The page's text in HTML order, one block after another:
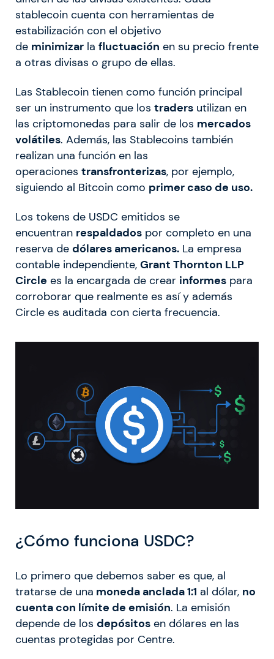
stablecoin cuenta con herramientas de
estabilización con el objetivo
de minimizar la fluctuación en su precio frente
a otras divisas o grupo de ellas.
Las Stablecoin tienen como función principal
ser un instrumento que los traders utilizan en
las criptomonedas para salir de los mercados
volátiles. Además, las Stablecoins también
realizan una función en las
operaciones transfronterizas, por ejemplo,
siguiendo al Bitcoin como primer caso de uso.
Los tokens de USDC emitidos se
encuentran respaldados por completo en una
reserva de dólares americanos. La empresa
contable independiente, Grant Thornton LLP
Circle es la encargada de crear informes para
corroborar que realmente es así y además
Circle es auditada con cierta frecuencia.
¿Cómo funciona USDC?
Lo primero que debemos saber es que, al
tratarse de una moneda anclada 1:1 al dólar, no
cuenta con límite de emisión. La emisión
depende de los depósitos en dólares en las
cuentas protegidas por Centre.